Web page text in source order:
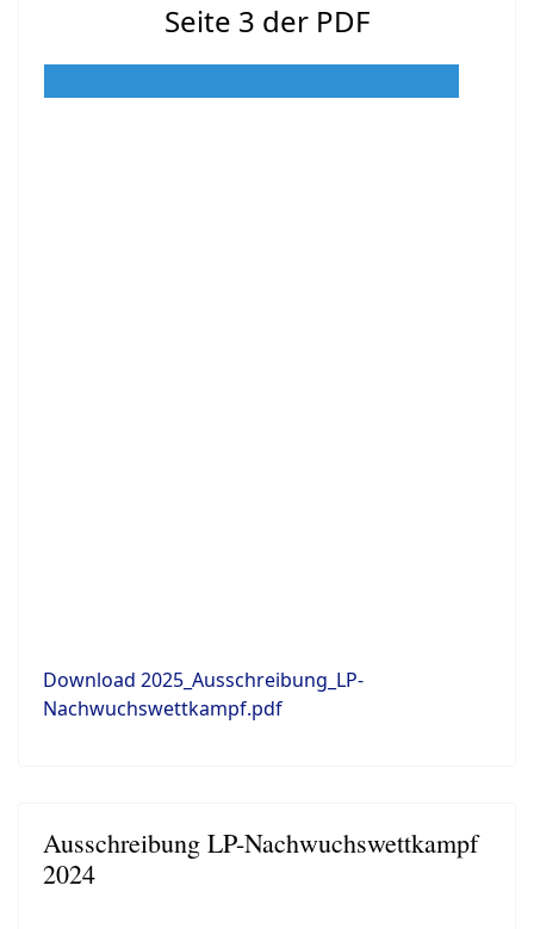
Seite 3 der PDF
Download 2025_Ausschreibung_LP-
Nachwuchswettkampf.pdf
Ausschreibung LP-Nachwuchswettkampf
2024